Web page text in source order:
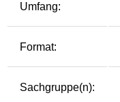
Umfang:
Format:
Sachgruppe(n):